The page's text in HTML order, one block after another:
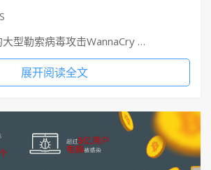
型勒索病毒攻击WannaCry …
展开阅读全文